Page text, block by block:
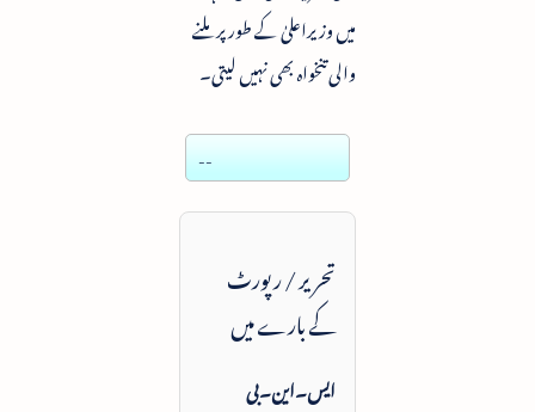
میں وزیراعلیٰ کے طورپر ملنے
والی تنخواہ بھی نہیں لیتی۔
--
تحریر / رپورٹ
کے بارے میں
ایس۔این۔بی